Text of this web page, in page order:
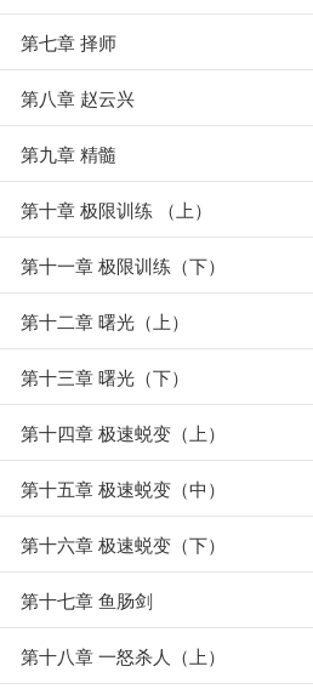
第七章 择师
第八章 赵云兴
第九章 精髓
第十章 极限训练 （上）
第十一章 极限训练（下）
第十二章 曙光（上）
第十三章 曙光（下）
第十四章 极速蜕变（上）
第十五章 极速蜕变（中）
第十六章 极速蜕变（下）
第十七章 鱼肠剑
第十八章 一怒杀人（上）